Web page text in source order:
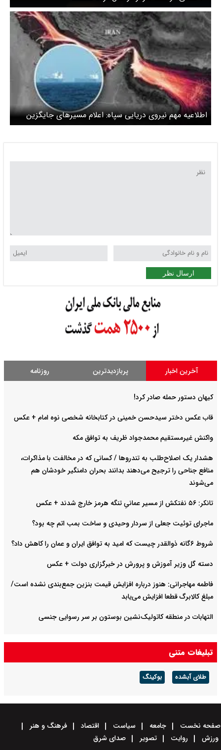
اطلاعیه مهم نیروی دریایی سپاه: اعلام مسیرهای جایگزین
برای تردد در تنگه هرمز + نقشه
ارسال نظر
آخرین اخبار پربازدیدترین روزنامه
کیهان دستور حمله صادر کرد!
قاب عکس دختر سیدحسن خمینی در کتابخانه شخصی نوه امام + عکس
واکنش غیرمستقیم محمدجواد ظریف به توافق مکه
هشدار یک اصلاح‌طلب به تندروها / کسانی که در مخالفت با مذاکرات،
منافع جناحی را ترجیح می‌دهند بدانند بحران دامنگیر خودشان هم
می‌شوند
تانکر: ۵۶ نفتکش از مسیر عمانیِ تنگه هرمز خارج شدند + عکس
ماجرای توئیت جعلی از سردار وحیدی و ساخت بمب اتم چه بود؟
شروط ۶گانه ذوالقدر چیست که امید به توافق ایران و عمان را کاهش داد؟
دسته گل وزیر آموزش و پرورش در خبرگزاری دولت + عکس
فاطمه مهاجرانی: هنوز درباره افزایش قیمت بنزین جمع‌بندی نشده است/
مبلغ کالابرگ قطعا افزایش می‌یابد
التهابات در منطقه کاتولیک‌نشین بوستون بر سر رسوایی جنسی
تبلیغات متنی
طلای آبشده بوکینگ
صفحه نخست جامعه سیاست اقتصاد
فرهنگ و هنر
ورزش
روایت تصویر صدای شرق